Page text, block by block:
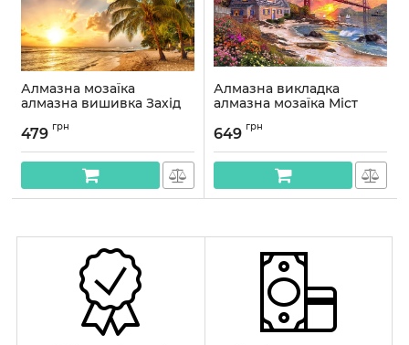
Алмазна мозаїка
алмазна вишивка Захід
OG00429SS
Артикул:OG00429SS
479 грн
Алмазна викладка
алмазна мозаїка Міст
Артикул:
649 грн